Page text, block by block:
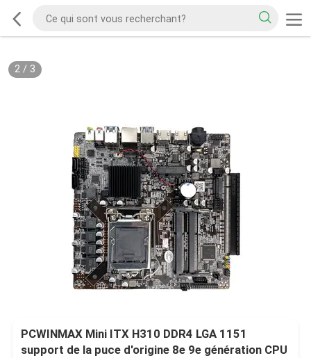
2/ 3
PCWINMAX Mini ITX H310 DDR4 LGA 1151
support de la puce d'origine 8e 9e génération CPU